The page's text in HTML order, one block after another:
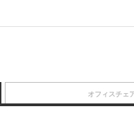
オフィスチェ